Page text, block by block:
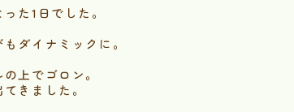
た1日でした。
ダイナミックに。
上でゴロン。
きました。